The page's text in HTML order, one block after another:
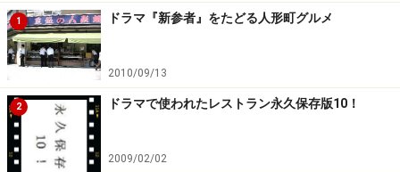
1 ドラマ『新参者』をたどる人形町グルメ
2010/09/13
2 ドラマで使われたレストラン永久保存版10！
2009/02/02